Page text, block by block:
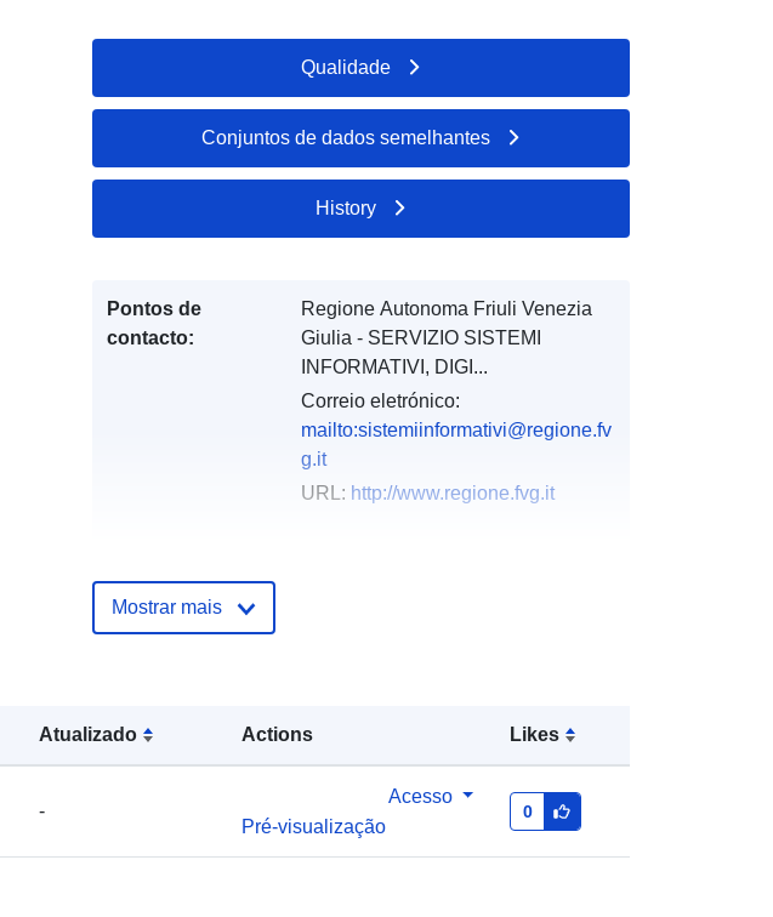
Atualizado Actions Likes
-
Acesso
Pré-visualização
0
Qualidade
Conjuntos de dados semelhantes
History
Pontos de
contacto:
Regione Autonoma Friuli Venezia
Giulia - SERVIZIO SISTEMI
INFORMATIVI, DIGI...
Correio eletrónico:
mailto:sistemiinformativi@regione.fv
g.it
URL: http://www.regione.fvg.it
catálogo:
13.92, 46.66 ], [ 13.92, 45.56 ], [
12.32, 45.56 ], [ 12.32, 46.66 ] ]
Polygon
Mostrar mais